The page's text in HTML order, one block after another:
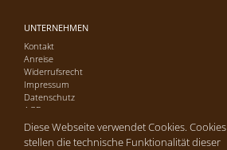
UNTERNEHMEN
Kontakt
Anreise
Widerrufsrecht
Impressum
Datenschutz
AGB
Diese Webseite verwendet Cookies. Cookies
stellen die technische Funktionalität dieser